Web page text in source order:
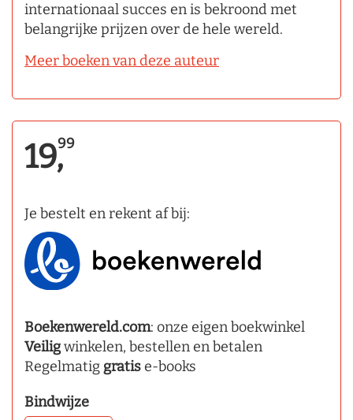
internationaal succes en is bekroond met
belangrijke prijzen over de hele wereld.
Meer boeken van deze auteur
19,99
Je bestelt en rekent af bij:
Boekenwereld.com: onze eigen boekwinkel
Veiligwinkelen, bestellen en betalen
Regelmatig gratise-books
Bindwijze